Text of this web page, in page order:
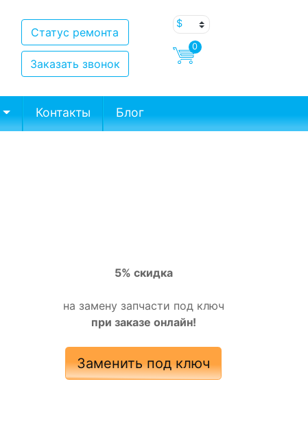
Статус ремонта
Заказать звонок
0
Контакты Блог
5% скидка
на замену запчасти под ключ
при заказе онлайн!
Заменить под ключ